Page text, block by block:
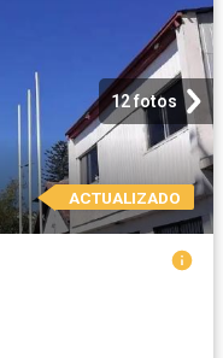
12 fotos
ACTUALIZADO